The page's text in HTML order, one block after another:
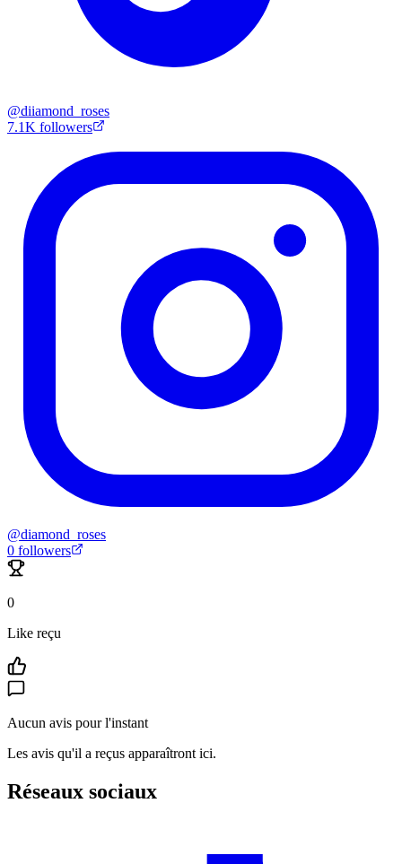
@diiamond_roses
7.1K followers
@diamond_roses
0 followers
0
Like reçu
Aucun avis pour l'instant
Les avis qu'il a reçus apparaîtront ici.
Réseaux sociaux